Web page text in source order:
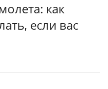
как
если вас